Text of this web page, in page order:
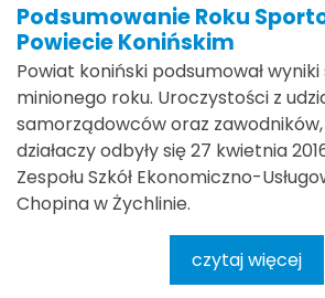
Podsumowanie Roku
Powiecie Konińskim
Powiat koniński podsumował
minionego roku. Uroczystości z
samorządowców oraz
działaczy odbyły się 27 kwietnia
Zespołu Szkół Ekonomiczno-
Chopina w Żychlinie.
czytaj więcej